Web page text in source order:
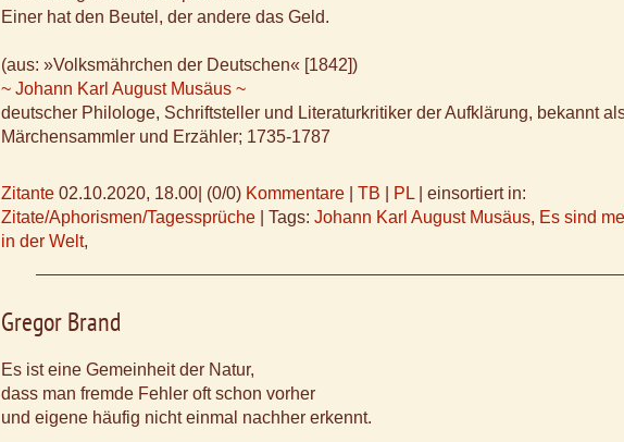
Einer hat den Beutel, der andere das Geld.
(aus: »Volksmährchen der Deutschen« [1842])
~ Johann Karl August Musäus ~
deutscher Philologe, Schriftsteller und Literaturkritiker der Aufklärung, bekannt
Märchensammler und Erzähler; 1735-1787
Zitante 02.10.2020, 18.00 (0/0) Kommentare TB PL
einsortiert in:
Zitate/Aphorismen/Tagessprüche
Tags: Johann Karl August Musäus, Es sind
in der Welt,
Gregor Brand
Es ist eine Gemeinheit der Natur,
dass man fremde Fehler oft schon vorher
und eigene häufig nicht einmal nachher erkennt.